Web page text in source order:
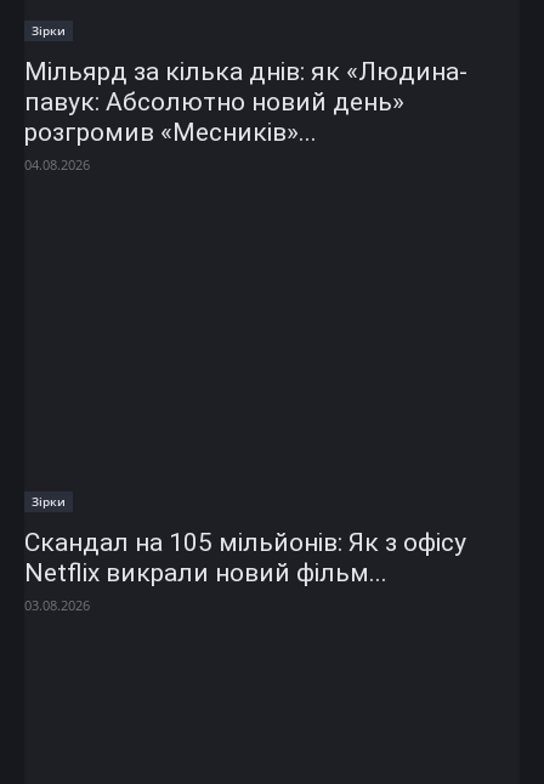
Зірки
Мільярд за кілька днів: як «Людина-
павук: Абсолютно новий день»
розгромив «Месників»...
04.08.2026
Зірки
Скандал на 105 мільйонів: Як з офісу
Netflix викрали новий фільм...
03.08.2026